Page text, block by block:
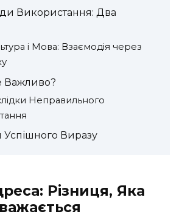
Використання: Два
і Мова: Взаємодія через
Важливо?
Неправильного
Успішного Виразу
Різниця, Яка